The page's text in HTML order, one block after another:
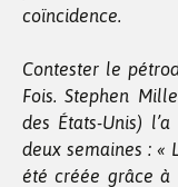
coïncidence.
Contester le
Fois. Stephen
des États-Unis)
deux semaines : «
été créée grâce à